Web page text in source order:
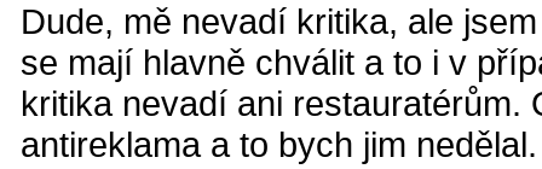
Dude, mě nevadí kritika, ale
se mají hlavně chválit a to i v
kritika nevadí ani restauratérům.
antireklama a to bych jim